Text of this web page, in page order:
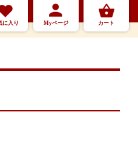
に入り Myページ カート